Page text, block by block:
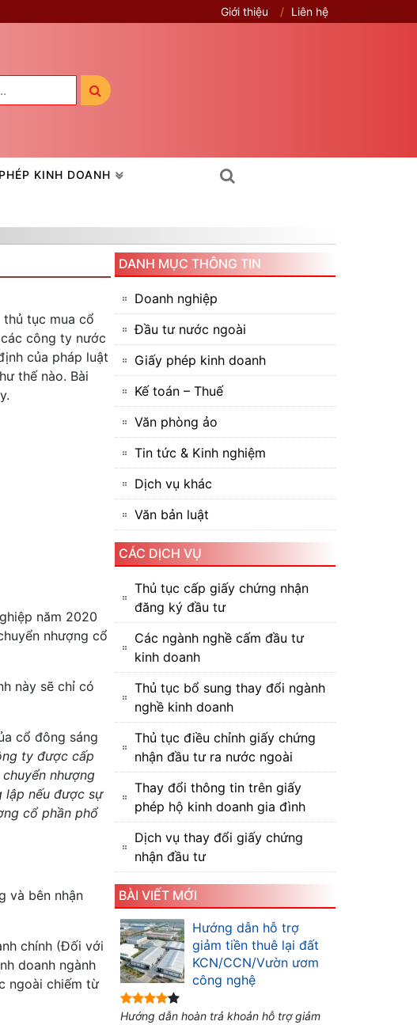
Giới thiệu Liên hệ
KINH DOANH
tục mua cổ
công ty nước
của pháp luật
thế nào. Bài
năm 2020
nhượng cổ
này sẽ chỉ có
cổ đông sáng
ty được cấp
nhượng
lập nếu được sự
cổ phần phổ
và bên nhận
chính (Đối với
doanh ngành
ngoài chiếm từ
DANH MỤC THÔNG TIN
Doanh nghiệp
Đầu tư nước ngoài
Giấy phép kinh doanh
Kế toán – Thuế
Văn phòng ảo
Tin tức & Kinh nghiệm
Dịch vụ khác
Văn bản luật
CÁC DỊCH VỤ
Thủ tục cấp giấy chứng nhận
đăng ký đầu tư
Các ngành nghề cấm đầu tư
kinh doanh
Thủ tục bổ sung thay đổi ngành
nghề kinh doanh
Thủ tục điều chỉnh giấy chứng
nhận đầu tư ra nước ngoài
Thay đổi thông tin trên giấy
phép hộ kinh doanh gia đình
Dịch vụ thay đổi giấy chứng
nhận đầu tư
BÀI VIẾT MỚI
Hướng dẫn hỗ trợ
giảm tiền thuê lại đất
KCN/CCN/Vườn ươm
công nghệ
Hướng dẫn hoàn trả khoản hỗ trợ giảm